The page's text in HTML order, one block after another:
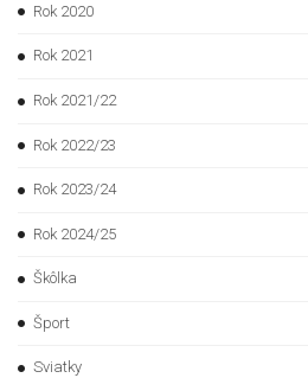
Rok 2020
Rok 2021
Rok 2021/22
Rok 2022/23
Rok 2023/24
Rok 2024/25
Škôlka
Šport
Sviatky